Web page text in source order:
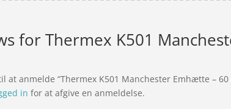
forThermex K501
at anmelde “Thermex K501 Manchester Emhætte – 60
in for at afgive en anmeldelse.